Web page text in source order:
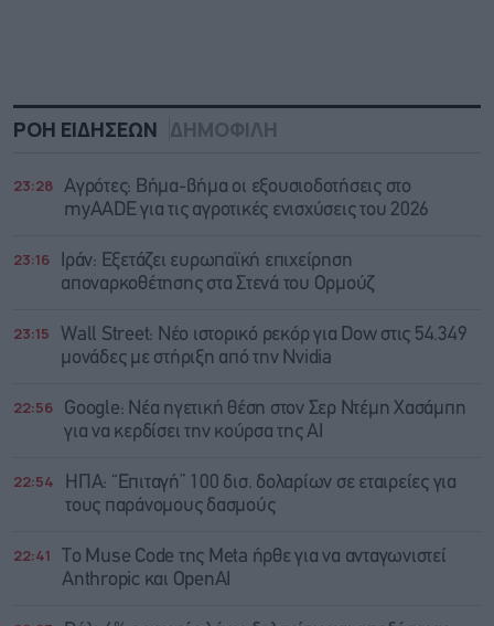
ΡΟΗ ΕΙΔΗΣΕΩΝ ΔΗΜΟΦΙΛΗ
23:28 Αγρότες: Βήμα-βήμα οι εξουσιοδοτήσεις στο
myAADE για τις αγροτικές ενισχύσεις του 2026
23:16
Ιράν: Eξετάζει ευρωπαϊκή επιχείρηση
αποναρκοθέτησης στα Στενά του Ορμούζ
23:15
Wall Street: Νέο ιστορικό ρεκόρ για Dow στις 54.349
μονάδες με στήριξη από την Nvidia
22:56
Google: Νέα ηγετική θέση στον Σερ Ντέμη Χασάμπη
για να κερδίσει την κούρσα της ΑΙ
22:54
ΗΠΑ: “Επιταγή” 100 δισ. δολαρίων σε εταιρείες για
τους παράνομους δασμούς
22:41
Το Muse Code της Meta ήρθε για να ανταγωνιστεί
Anthropic και OpenAI